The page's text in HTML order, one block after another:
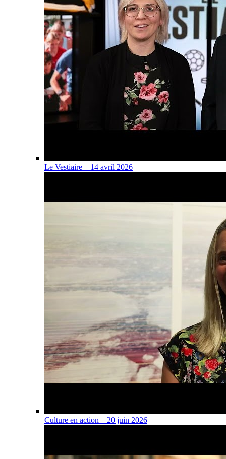
Le Vestiaire – 14 avril 2026
Culture en action – 20 juin 2026